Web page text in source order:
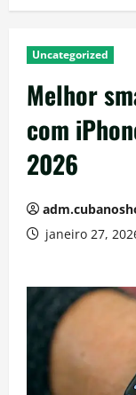
Uncategorized
Melhor
com
2026
janeiro 27,